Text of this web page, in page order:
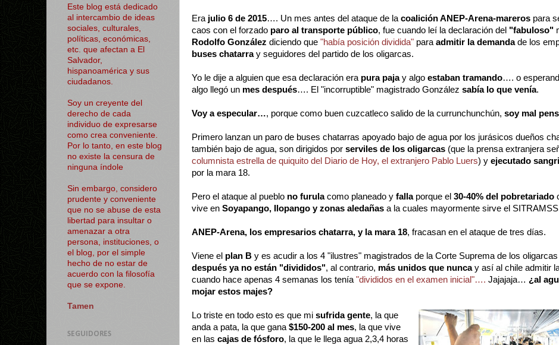
Era julio 6 de 2015…. Un mes antes del ataque de la coalición ANEP-Arena-mareros para
caos con el forzado paro al transporte público, fue cuando leí la declaración del "fabuloso"
Rodolfo González diciendo que "había posición dividida" para admitir la demandade los
buses chatarray seguidores del partido de los oligarcas.
Yo le dije a alguien que esa declaración era pura pajay algo estaban tramando…. o
algo llegó un mes después…. El "incorruptible" magistrado González sabía lo que venía.
Voy a especular…, porque como buen cuzcatleco salido de la currunchunchún, soy mal
Primero lanzan un paro de buses chatarras apoyado bajo de agua por los jurásicos dueños
también bajo de agua, son dirigidos por serviles de los oligarcas (que la prensa extranjera
columnista estrella de quiquito del Diario de Hoy, el extranjero Pablo Luers) y ejecutado
por la mara 18.
Pero el ataque al pueblo no furulacomo planeado y fallaporque el 30-40% del pobretariado
vive en Soyapango, Ilopango y zonas aledañas a la cuales mayormente sirve el
ANEP-Arena, los empresarios chatarra, y la mara 18, fracasan en el ataque de tres días.
Viene el plan B y es acudir a los 4 "ilustres" magistrados de la Corte Suprema de los
después ya no están "divididos", al contrario, más unidos que nuncay así al chile admitir
cuando hace apenas 4 semanas los tenía "divididos en el examen inicial"…. Jajajaja… ¿al
mojar estos majes?
Lo triste en todo esto es que mi sufrida gente, la que
anda a pata, la que gana $150-200 al mes, la que vive
en las cajas de fósforo, la que le llega agua 2,3,4 horas
Este blog está dedicado
al intercambio de ideas
sociales, culturales,
políticas, económicas,
etc. que afectan a El
Salvador,
hispanoamérica y sus
ciudadanos.
Soy un creyente del
derecho de cada
individuo de expresarse
como crea conveniente.
Por lo tanto, en este blog
no existe la censura de
ninguna índole
Sin embargo, considero
prudente y conveniente
que no se abuse de esta
libertad para insultar o
amenazar a otra
persona, instituciones, o
el blog, por el simple
hecho de no estar de
acuerdo con la filosofía
que se expone.
Tamen
SEGUIDORES